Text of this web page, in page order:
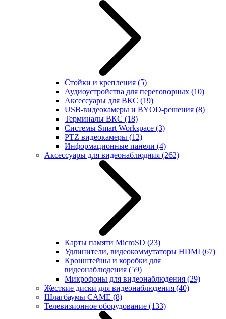
Стойки и крепления (5)
Аудиоустройства для переговорных (10)
Аксессуары для ВКС (19)
USB-видеокамеры и BYOD-решения (8)
Терминалы ВКС (18)
Системы Smart Workspace (3)
PTZ видеокамеры (12)
Информационные панели (4)
Аксессуары для видеонаблюдния (262)
Карты памяти MicroSD (23)
Удлинители, видеокоммутаторы HDMI (67)
Кронштейны и коробки для
видеонаблюдения (59)
Микрофоны для видеонаблюдения (29)
Жесткие диски для видеонаблюдения (40)
Шлагбаумы CAME (8)
Телевизионное оборудование (133)